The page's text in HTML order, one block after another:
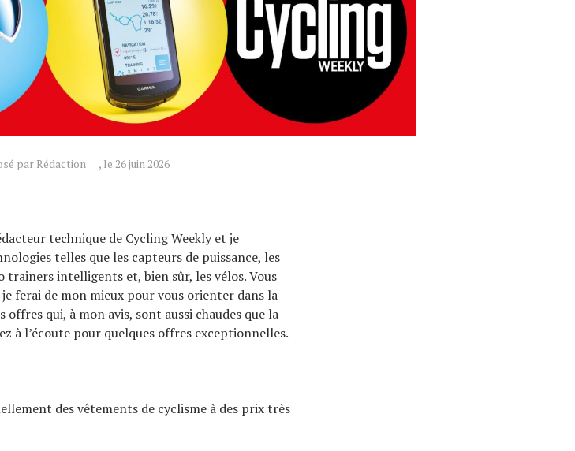
par Rédaction , le 26 juin 2026
technique de Cycling Weekly et je
telles que les capteurs de puissance, les
trainers intelligents et, bien sûr, les vélos. Vous
ferai de mon mieux pour vous orienter dans la
qui, à mon avis, sont aussi chaudes que la
à l’écoute pour quelques offres exceptionnelles.
des vêtements de cyclisme à des prix très